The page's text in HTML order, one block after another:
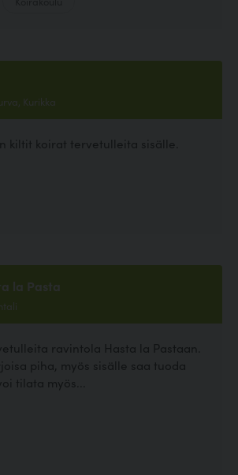
Kurikka
kiltit koirat tervetulleita sisälle.
la Pasta
ravintola Hasta la Pastaan.
piha, myös sisälle saa tuoda
tilata myös...